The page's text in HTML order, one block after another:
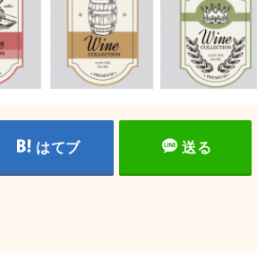
はてブ 送る